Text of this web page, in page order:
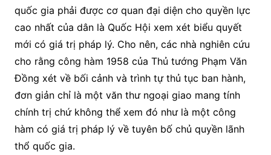
quốc gia phải được cơ quan đại diện cho quyền lực
cao nhất của dân là Quốc Hội xem xét biểu quyết
mới có giá trị pháp lý. Cho nên, các nhà nghiên cứu
cho rằng công hàm 1958 của Thủ tướng Phạm Văn
Đồng xét về bối cảnh và trình tự thủ tục ban hành,
đơn giản chỉ là một văn thư ngoại giao mang tính
chính trị chứ không thể xem đó như là một công
hàm có giá trị pháp lý về tuyên bố chủ quyền lãnh
thổ quốc gia.